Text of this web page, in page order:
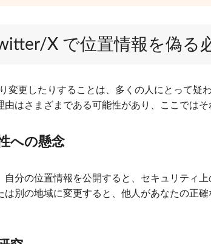
X で位置情報を偽る
変更したりすることは、多くの人にとって疑
はさまざまである可​​能性があり、ここではそ
への懸念
自分の位置情報を公開すると、セキュリティ
別の地域に変更すると、他人があなたの正